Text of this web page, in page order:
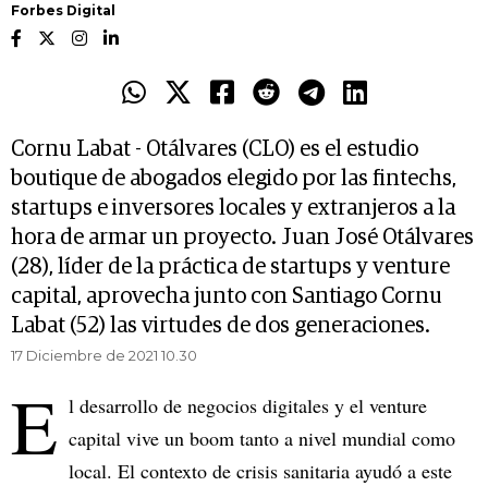
Forbes Digital
Cornu Labat - Otálvares (CLO) es el estudio
boutique de abogados elegido por las fintechs,
startups e inversores locales y extranjeros a la
hora de armar un proyecto. Juan José Otálvares
(28), líder de la práctica de startups y venture
capital, aprovecha junto con Santiago Cornu
Labat (52) las virtudes de dos generaciones.
17 Diciembre de 2021 10.30
E l desarrollo de negocios digitales y el venture
capital vive un boom tanto a nivel mundial como
local. El contexto de crisis sanitaria ayudó a este